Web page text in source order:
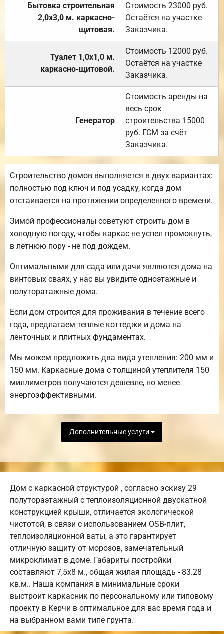
Бытовка строительная
2,0х3,0 м. каркасно-
щитовая.
Стоимость 23000 руб.
Остаётся на участке
Заказчика.
Туалет 1,0х1,0 м.
каркасно-щитовой.
Стоимость 12000 руб.
Остаётся на участке
Заказчика.
Генератор
Стоимость аренды на
весь срок
строительства 15000
руб. ГСМ за счёт
Заказчика.
Строительство домов выполняется в двух вариантах:
полностью под ключ и под усадку, когда дом
отстаивается на протяжении определенного времени.
Зимой профессионалы советуют строить дом в
холодную погоду, чтобы каркас не успел промокнуть,
в летнюю пору - не под дождем.
Оптимальными для сада или дачи являются дома на
винтовых сваях, у нас вы увидите одноэтажные и
полуторатажные дома.
Если дом строится для проживания в течение всего
года, предлагаем теплые коттеджи и дома на
ленточных и плитных фундаментах.
Мы можем предложить два вида утепления: 200 мм и
150 мм. Каркасные дома с толщиной утеплителя 150
миллиметров получаются дешевле, но менее
энергоэффективными.
Дополнительные услуги
Дом с каркасной структурой , согласно эскизу 29
полутораэтажный с теплоизоляционной двускатной
конструкцией крыши, отличается экологической
чистотой, в связи с использованием OSB-плит,
теплоизоляционной ваты, а это гарантирует
отличную защиту от морозов, замечательный
микроклимат в доме. Габариты постройки
составляют 7,5х8 м., общая жилая площадь - 83.28
кв.м.. Наша компания в минимальные сроки
выстроит каркасник по персональному или типовому
проекту в Керчи в оптимальное для вас время года и
на выбранном вами типе грунта.